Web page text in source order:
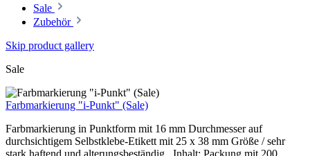
Sale
Zubehör
Skip product gallery
Sale
Farbmarkierung "i-Punkt" (Sale)
Farbmarkierung in Punktform mit 16 mm Durchmesser auf
durchsichtigem Selbstklebe-Etikett mit 25 x 38 mm Größe / sehr